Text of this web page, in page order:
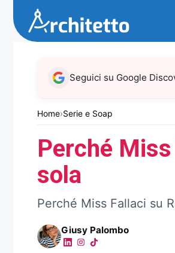
contenuto
Home›Serie e Soap
Seguici su Google
Perché
sola
Perché Miss Fallaci su
Giusy Palombo